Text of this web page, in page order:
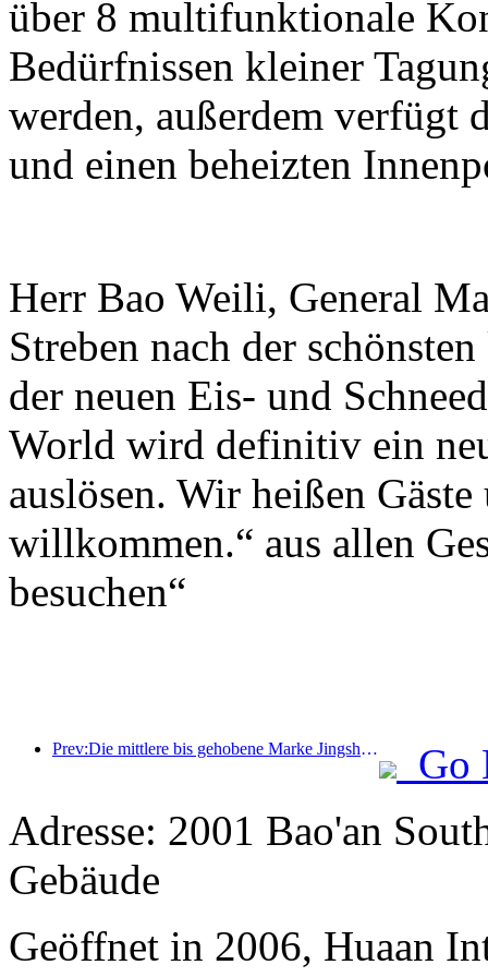
über 8 multifunktionale
Bedürfnissen kleiner
werden, außerdem verfügt
und einen beheizten
Herr Bao Weili, General
Streben nach der
der neuen Eis- und
World wird definitiv ein
auslösen. Wir heißen
willkommen.“ aus allen
besuchen“
Prev:Die mittlere bis gehobene Marke Jingsheng Hotel sticht offiziell in See und eröffnet ein neues Modell der Integration von E-Sport, Kultur und Tourismus
Go
Adresse: 2001 Bao'an
Gebäude
Geöffnet in 2006, Huaan